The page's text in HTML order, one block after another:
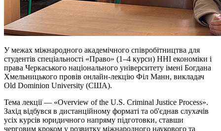
У межах міжнародного академічного співробітництва для
студентів спеціальності «Право» (1–4 курси) ННІ економіки і
права Черкаського національного університету імені Богдана
Хмельницького провів онлайн-лекцію Філ Манн, викладач
Old Dominion University (США).
Тема лекції — «Overview of the U.S. Criminal Justice Process».
Захід відбувся в дистанційному форматі та об'єднав слухачів
усіх курсів юридичного напряму підготовки, ставши
черговим кроком у розвитку міжнародного наукового та